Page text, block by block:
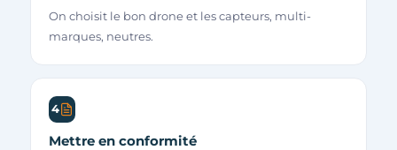
On choisit le bon drone et les capteurs, multi-
marques, neutres.
4
Mettre en conformité